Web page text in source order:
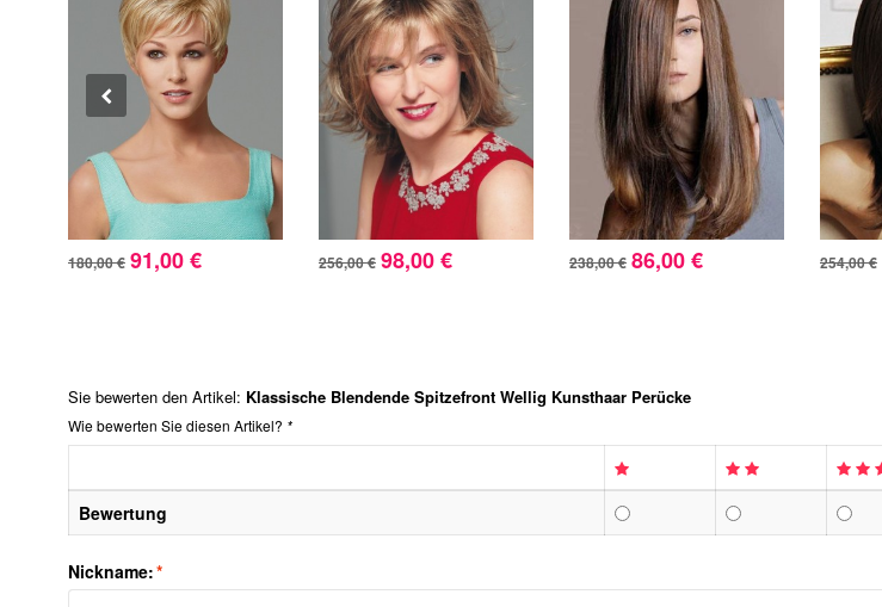
180,00 € 91,00 € 256,00 € 98,00 € 238,00 € 86,00 € 254,00 €
Sie bewerten den Artikel: Klassische Blendende Spitzefront Wellig Kunsthaar Perücke
Wie bewerten Sie diesen Artikel? *
Bewertung
*
Nickname: